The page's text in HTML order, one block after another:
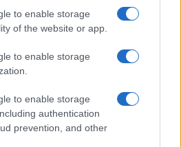
to enable storage
of the website or app.
to enable storage
to enable storage
authentication
prevention, and other
a fiatalok körében...